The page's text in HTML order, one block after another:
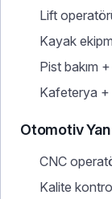
Lift
Kayak
Pist bakım
Kafeterya +
Otomotiv
CNC
Kalite